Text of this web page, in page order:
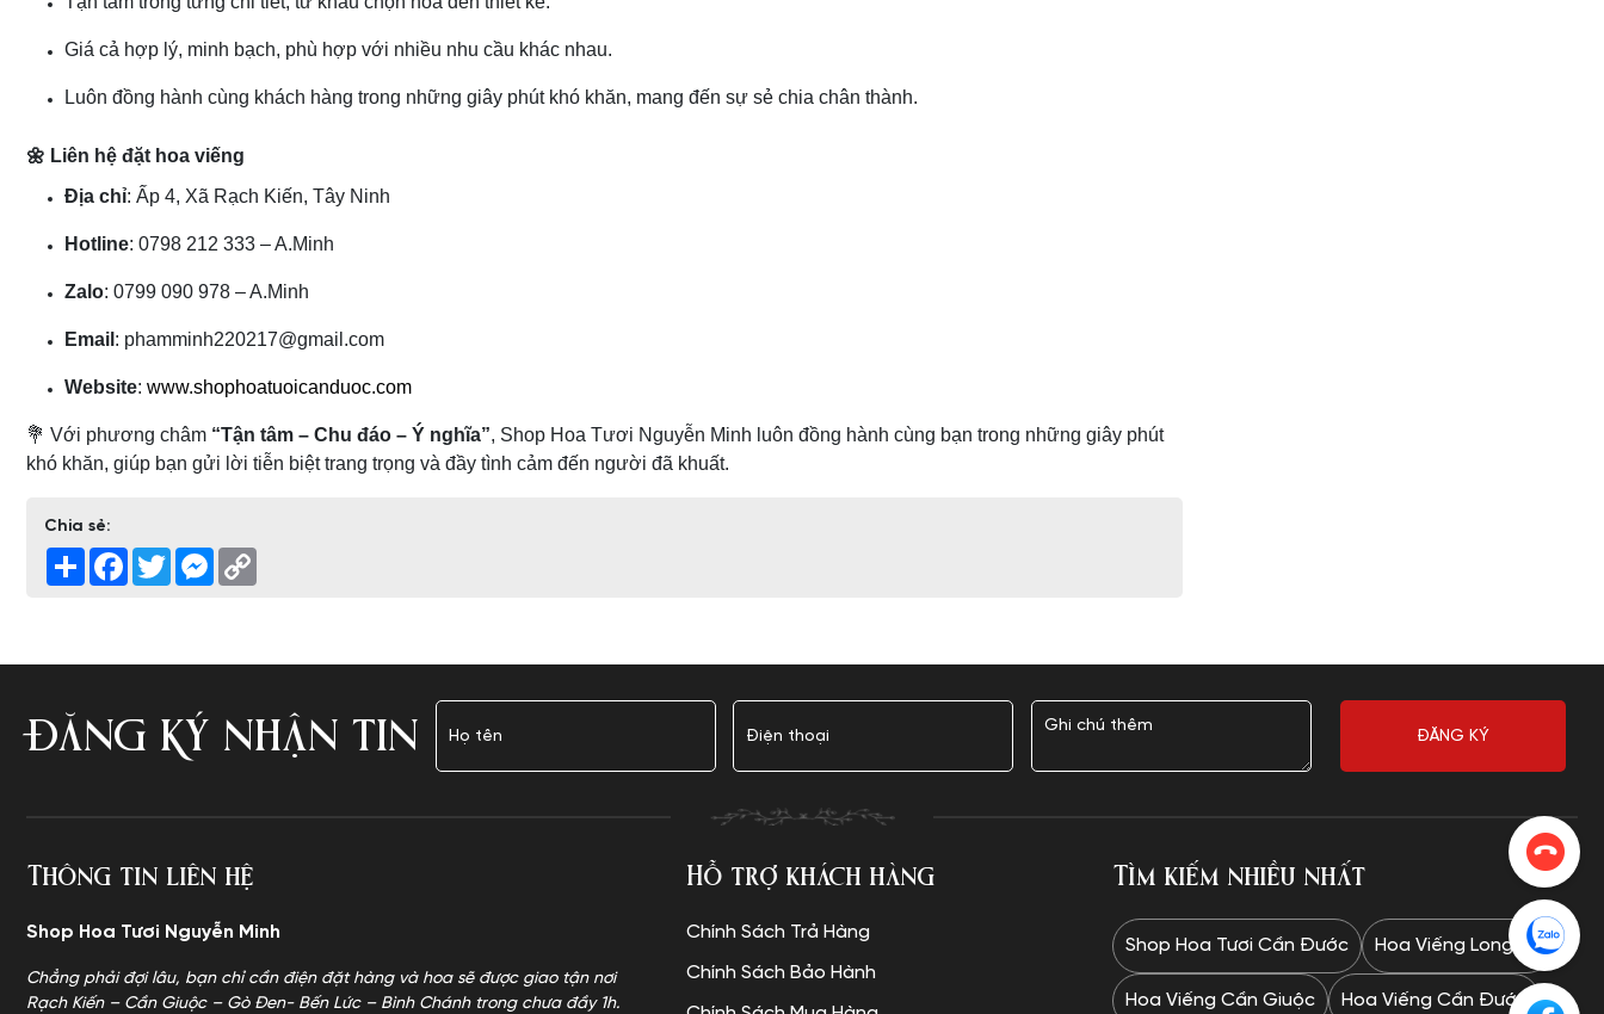
Giá cả hợp lý, minh bạch, phù hợp với nhiều nhu cầu khác nhau.
Luôn đồng hành cùng khách hàng trong những giây phút khó khăn, mang đến sự sẻ chia chân thành.
🌼 Liên hệ đặt hoa viếng
Địa chỉ: Ấp 4, Xã Rạch Kiến, Tây Ninh
Hotline: 0798 212 333 – A.Minh
Zalo: 0799 090 978 – A.Minh
Email : phamminh220217@gmail.com
Website: www.shophoatuoicanduoc.com
💐 Với phương châm “Tận tâm – Chu đáo – Ý nghĩa”, Shop Hoa Tươi Nguyễn Minh luôn đồng hành cùng bạn trong những giây phút
khó khăn, giúp bạn gửi lời tiễn biệt trang trọng và đầy tình cảm đến người đã khuất.
Chia sẻ:
Share Facebook
TwitterMessenger
ĐĂNG KÝ NHẬN TIN
Thông tin liên hệ
Shop Hoa Tươi Nguyễn Minh
Chẳng phải đợi lâu, bạn chỉ cần điện đặt hàng và hoa sẽ được giao tận nơi
Rạch Kiến – Cần Giuộc – Gò Đen- Bến Lức – Bình Chánh trong chưa đầy 1h.
Hỗ trợ khách hàng
Chính Sách Trả Hàng
Chính Sách Bảo Hành
Tìm kiếm nhiều nhất
Shop Hoa Tươi Cần Đước Hoa Viếng Long An
Hoa Viếng Cần Giuộc Hoa Viếng Cần Đước